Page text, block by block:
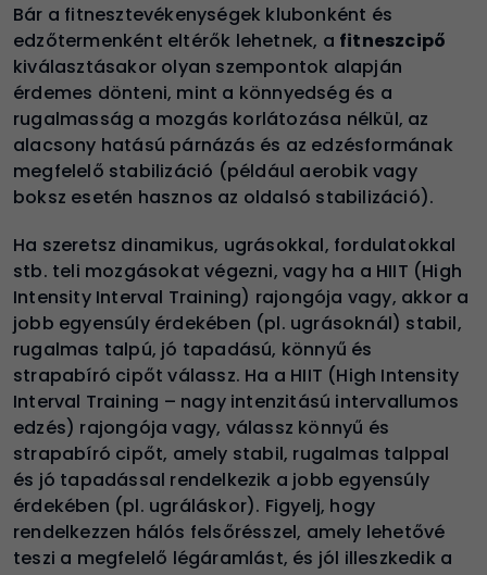
Bár a fitnesztevékenységek klubonként és
edzőtermenként eltérők lehetnek, a fitneszcipő
kiválasztásakor olyan szempontok alapján
érdemes dönteni, mint a könnyedség és a
rugalmasság a mozgás korlátozása nélkül, az
alacsony hatású párnázás és az edzésformának
megfelelő stabilizáció (például aerobik vagy
boksz esetén hasznos az oldalsó stabilizáció).
Ha szeretsz dinamikus, ugrásokkal, fordulatokkal
stb. teli mozgásokat végezni, vagy ha a HIIT (High
Intensity Interval Training) rajongója vagy, akkor a
jobb egyensúly érdekében (pl. ugrásoknál) stabil,
rugalmas talpú, jó tapadású, könnyű és
strapabíró cipőt válassz. Ha a HIIT (High Intensity
Interval Training – nagy intenzitású intervallumos
edzés) rajongója vagy, válassz könnyű és
strapabíró cipőt, amely stabil, rugalmas talppal
és jó tapadással rendelkezik a jobb egyensúly
érdekében (pl. ugráláskor). Figyelj, hogy
rendelkezzen hálós felsőrésszel, amely lehetővé
teszi a megfelelő légáramlást, és jól illeszkedik a